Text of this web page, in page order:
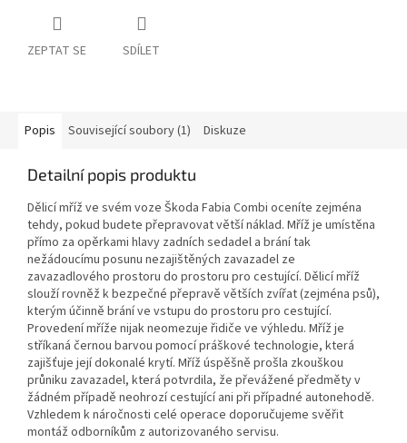
ZEPTAT SE SDÍLET
Popis Související soubory (1) Diskuze
Detailní popis produktu
Dělicí mříž ve svém voze Škoda Fabia Combi oceníte zejména
tehdy, pokud budete přepravovat větší náklad. Mříž je umístěna
přímo za opěrkami hlavy zadních sedadel a brání tak
nežádoucímu posunu nezajištěných zavazadel ze
zavazadlového prostoru do prostoru pro cestující. Dělicí mříž
slouží rovněž k bezpečné přepravě větších zvířat (zejména psů),
kterým účinně brání ve vstupu do prostoru pro cestující.
Provedení mříže nijak neomezuje řidiče ve výhledu. Mříž je
stříkaná černou barvou pomocí práškové technologie, která
zajišťuje její dokonalé krytí. Mříž úspěšně prošla zkouškou
průniku zavazadel, která potvrdila, že převážené předměty v
žádném případě neohrozí cestující ani při případné autonehodě.
Vzhledem k náročnosti celé operace doporučujeme svěřit
montáž odborníkům z autorizovaného servisu.